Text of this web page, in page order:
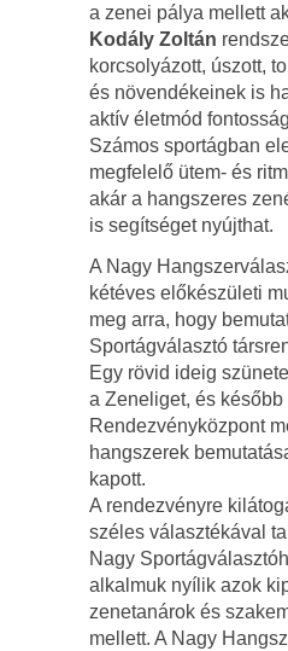
a zenei pálya mellett
Kodály Zoltán
korcsolyázott, úszott,
és növendékeinek is
aktív életmód
Számos sportágban
megfelelő ütem- és
akár a hangszeres
is segítséget nyújthat.
A Nagy
kétéves előkészületi
meg arra, hogy
Sportágválasztó
Egy rövid ideig
a Zeneliget, és később
Rendezvényközpont
hangszerek
kapott.
A rendezvényre
széles választékával
Nagy
alkalmuk nyílik azok
zenetanárok és
mellett. A Nagy